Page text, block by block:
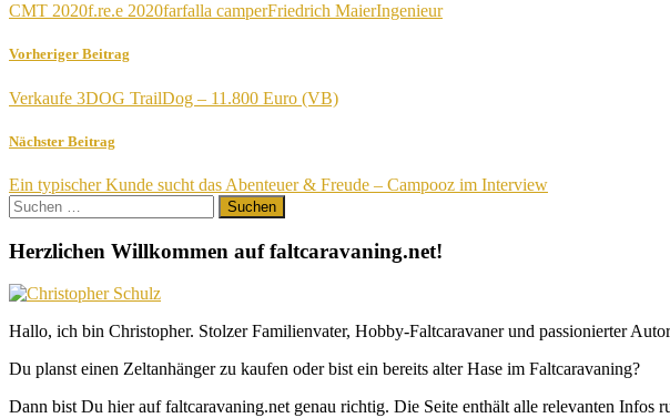
CMT 2020f.re.e 2020farfalla camperFriedrich MaierIngenieur
Vorheriger Beitrag
Verkaufe 3DOG TrailDog – 11.800 Euro (VB)
Nächster Beitrag
Ein typischer Kunde sucht das Abenteuer & Freude – Campooz im Interview
Suchen
nach:
Herzlichen Willkommen auf faltcaravaning.net!
Hallo, ich bin Christopher. Stolzer Familienvater, Hobby-Faltcaravaner und passionierter
Du planst einen Zeltanhänger zu kaufen oder bist ein bereits alter Hase im Faltcaravaning?
Dann bist Du hier auf faltcaravaning.net genau richtig. Die Seite enthält alle relevanten Infos